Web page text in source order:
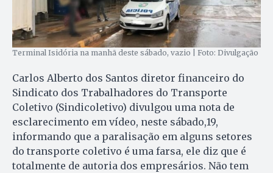
Terminal Isidória na manhã deste sábado, vazio | Foto: Divulgação
Carlos Alberto dos Santos diretor financeiro do
Sindicato dos Trabalhadores do Transporte
Coletivo (Sindicoletivo) divulgou uma nota de
esclarecimento em vídeo, neste sábado,19,
informando que a paralisação em alguns setores
do transporte coletivo é uma farsa, ele diz que é
totalmente de autoria dos empresários. Não tem